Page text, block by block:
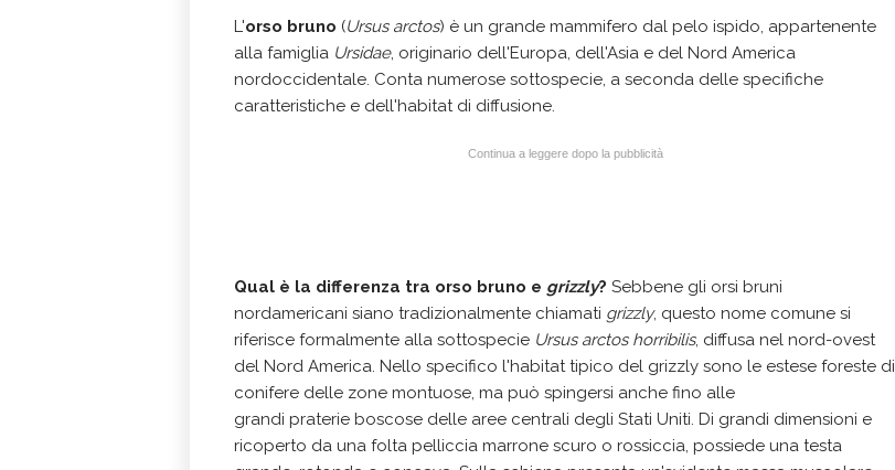
L'orso bruno (Ursus arctos) è un grande mammifero dal pelo ispido, appartenente
alla famiglia Ursidae, originario dell'Europa, dell'Asia e del Nord America
nordoccidentale. Conta numerose sottospecie, a seconda delle specifiche
caratteristiche e dell'habitat di diffusione.
Continua a leggere dopo la pubblicità
Qual è la differenza tra orso bruno e grizzly? Sebbene gli orsi bruni
nordamericani siano tradizionalmente chiamati grizzly, questo nome comune si
riferisce formalmente alla sottospecie Ursus arctos horribilis, diffusa nel nord-ovest
del Nord America. Nello specifico l'habitat tipico del grizzly sono le estese foreste di
conifere delle zone montuose, ma può spingersi anche fino alle
grandi praterie boscose delle aree centrali degli Stati Uniti. Di grandi dimensioni e
ricoperto da una folta pelliccia marrone scuro o rossiccia, possiede una testa